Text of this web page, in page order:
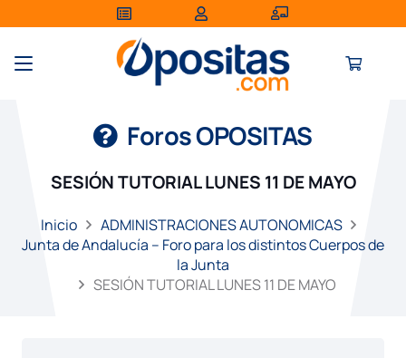
Foros OPOSITAS
SESIÓN TUTORIAL LUNES 11 DE MAYO
Inicio
ADMINISTRACIONES AUTONOMICAS
Junta de Andalucía – Foro para los distintos Cuerpos de
la Junta
SESIÓN TUTORIAL LUNES 11 DE MAYO